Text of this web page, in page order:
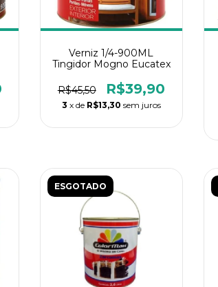
Verniz 1/4-900ML
Tingidor Mogno Eucatex
R$45,50 R$39,90
3 x de R$13,30 sem juros
ESGOTADO